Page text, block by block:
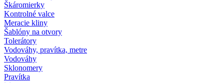
Škáromierky
Kontrolné valce
Meracie kliny
Šablóny na otvory
Tolerátory
Vodováhy, pravítka, metre
Vodováhy
Sklonomery
Pravítka